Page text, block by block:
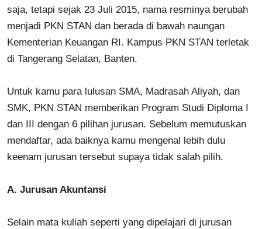
saja, tetapi sejak 23 Juli 2015, nama resminya berubah
menjadi PKN STAN dan berada di bawah naungan
Kementerian Keuangan RI. Kampus PKN STAN terletak
di Tangerang Selatan, Banten.
Untuk kamu para lulusan SMA, Madrasah Aliyah, dan
SMK, PKN STAN memberikan Program Studi Diploma I
dan III dengan 6 pilihan jurusan. Sebelum memutuskan
mendaftar, ada baiknya kamu mengenal lebih dulu
keenam jurusan tersebut supaya tidak salah pilih.
A. Jurusan Akuntansi
Selain mata kuliah seperti yang dipelajari di jurusan